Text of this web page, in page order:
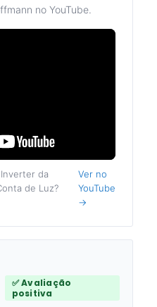
no YouTube.
da
de Luz?
Ver no
YouTube
→
✅ Avaliação
positiva